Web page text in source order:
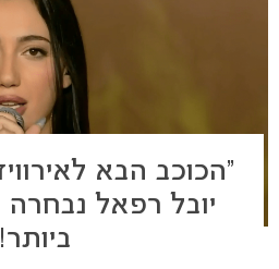
יובל רפאל נבחרה
ביותר!